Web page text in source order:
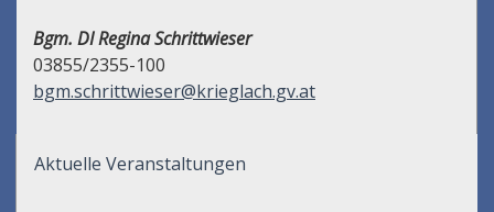
Bgm. DI Regina Schrittwieser
03855/2355-100
bgm.schrittwieser@krieglach.gv.at
Aktuelle Veranstaltungen